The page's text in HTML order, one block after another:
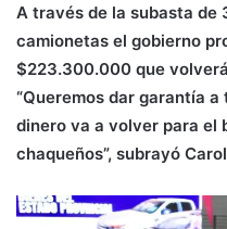
A través de la subasta de
camionetas el gobierno
$223.300.000 que
“Queremos dar garantía
dinero va a volver para el
chaqueños”, subrayó